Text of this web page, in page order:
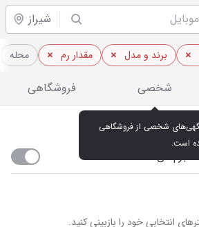
شیراز
برند و مدل مقدار رم محله
شخصی فروشگاهی
است.
روز موبایل در شیراز
خبرم کن
انتخابی خود را بازبینی کنید.